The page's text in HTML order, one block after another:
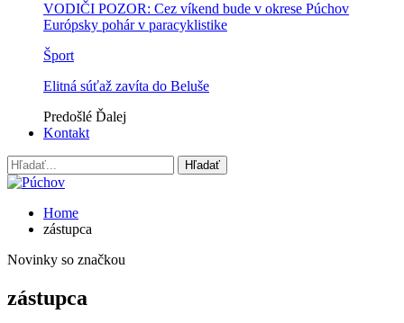
VODIČI POZOR: Cez víkend bude v okrese Púchov
Európsky pohár v paracyklistike
Šport
Elitná súťaž zavíta do Beluše
Predošlé Ďalej
Kontakt
Home
zástupca
Novinky so značkou
zástupca